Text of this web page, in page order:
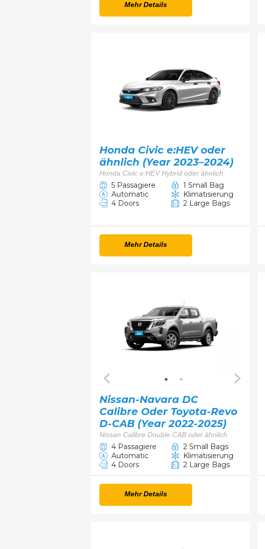
Mehr Details
Honda Civic e:HEV oder
ähnlich (Year 2023–2024)
Honda Civic e:HEV Hybrid oder ähnlich
5 Passagiere
1 Small Bag
Automatic
Klimatisierung
4 Doors
2 Large Bags
Mehr Details
Nissan-Navara DC
Calibre Oder Toyota-Revo
D-CAB (Year 2022-2025)
Nissan Calibre Double CAB oder ähnlich
4 Passagiere
2 Small Bags
Automatic
Klimatisierung
4 Doors
2 Large Bags
Mehr Details